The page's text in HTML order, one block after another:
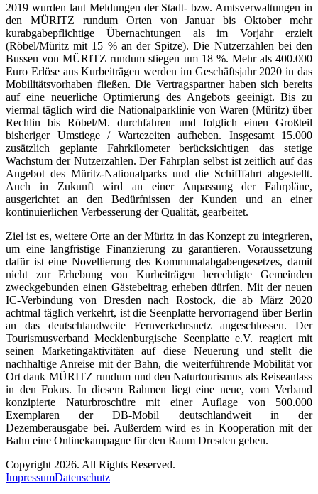
2019 wurden laut Meldungen der Stadt- bzw. Amtsverwaltungen in
den MÜRITZ rundum Orten von Januar bis Oktober mehr
kurabgabepflichtige Übernachtungen als im Vorjahr erzielt
(Röbel/Müritz mit 15 % an der Spitze). Die Nutzerzahlen bei den
Bussen von MÜRITZ rundum stiegen um 18 %. Mehr als 400.000
Euro Erlöse aus Kurbeiträgen werden im Geschäftsjahr 2020 in das
Mobilitätsvorhaben fließen. Die Vertragspartner haben sich bereits
auf eine neuerliche Optimierung des Angebots geeinigt. Bis zu
viermal täglich wird die Nationalparklinie von Waren (Müritz) über
Rechlin bis Röbel/M. durchfahren und folglich einen Großteil
bisheriger Umstiege / Wartezeiten aufheben. Insgesamt 15.000
zusätzlich geplante Fahrkilometer berücksichtigen das stetige
Wachstum der Nutzerzahlen. Der Fahrplan selbst ist zeitlich auf das
Angebot des Müritz-Nationalparks und die Schifffahrt abgestellt.
Auch in Zukunft wird an einer Anpassung der Fahrpläne,
ausgerichtet an den Bedürfnissen der Kunden und an einer
kontinuierlichen Verbesserung der Qualität, gearbeitet.
Ziel ist es, weitere Orte an der Müritz in das Konzept zu integrieren,
um eine langfristige Finanzierung zu garantieren. Voraussetzung
dafür ist eine Novellierung des Kommunalabgabengesetzes, damit
nicht zur Erhebung von Kurbeiträgen berechtigte Gemeinden
zweckgebunden einen Gästebeitrag erheben dürfen. Mit der neuen
IC-Verbindung von Dresden nach Rostock, die ab März 2020
achtmal täglich verkehrt, ist die Seenplatte hervorragend über Berlin
an das deutschlandweite Fernverkehrsnetz angeschlossen. Der
Tourismusverband Mecklenburgische Seenplatte e.V. reagiert mit
seinen Marketingaktivitäten auf diese Neuerung und stellt die
nachhaltige Anreise mit der Bahn, die weiterführende Mobilität vor
Ort dank MÜRITZ rundum und den Naturtourismus als Reiseanlass
in den Fokus. In diesem Rahmen liegt eine neue, vom Verband
konzipierte Naturbroschüre mit einer Auflage von 500.000
Exemplaren der DB-Mobil deutschlandweit in der
Dezemberausgabe bei. Außerdem wird es in Kooperation mit der
Bahn eine Onlinekampagne für den Raum Dresden geben.
Copyright 2026. All Rights Reserved.
ImpressumDatenschutz